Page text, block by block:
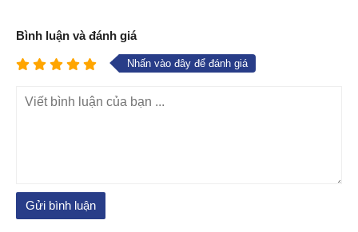
Bình luận và đánh giá
Nhấn vào đây để đánh giá